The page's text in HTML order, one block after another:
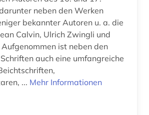
bibliothekskataloge (1)
bibliotheksrecht (1)
bibliothekswissenschaft (5)
neben den Werken
bekannter Autoren u. a. die
Calvin, Ulrich Zwingli und
ist neben den
auch eine umfangreiche
... Mehr Informationen